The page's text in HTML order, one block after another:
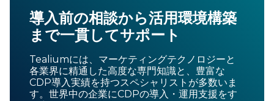
導入前の相談から活用環境構築
まで一貫してサポート
Tealiumには、マーケティングテクノロジーと
各業界に精通した高度な専門知識と、豊富な
CDP導入実績を持つスペシャリストが多数いま
す。世界中の企業にCDPの導入・運用支援をす